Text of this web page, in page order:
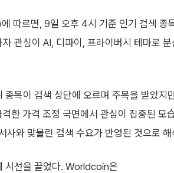
따르면, 9일 오후 4시 기준 인기 검색 종
관심이 AI, 디파이, 프라이버시 테마로
종목이 검색 상단에 오르며 주목을 받았지
한 가격 조정 국면에서 관심이 집중된 모
사와 맞물린 검색 수요가 반영된 것으로 해
선을 끌었다. Worldcoin은